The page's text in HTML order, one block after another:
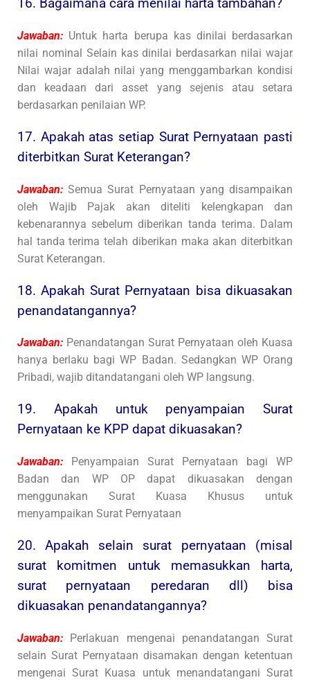
16. Bagaimana cara menilai harta tambahan?
Jawaban: Untuk harta berupa kas dinilai berdasarkan
nilai nominal Selain kas dinilai berdasarkan nilai wajar
Nilai wajar adalah nilai yang menggambarkan kondisi
dan keadaan dari asset yang sejenis atau setara
berdasarkan penilaian WP.
17. Apakah atas setiap Surat Pernyataan pasti
diterbitkan Surat Keterangan?
Jawaban: Semua Surat Pernyataan yang disampaikan
oleh Wajib Pajak akan diteliti kelengkapan dan
kebenarannya sebelum diberikan tanda terima. Dalam
hal tanda terima telah diberikan maka akan diterbitkan
Surat Keterangan.
18. Apakah Surat Pernyataan bisa dikuasakan
penandatangannya?
Jawaban: Penandatangan Surat Pernyataan oleh Kuasa
hanya berlaku bagi WP Badan. Sedangkan WP Orang
Pribadi, wajib ditandatangani oleh WP langsung.
19. Apakah untuk penyampaian Surat
Pernyataan ke KPP dapat dikuasakan?
Jawaban: Penyampaian Surat Pernyataan bagi WP
Badan dan WP OP dapat dikuasakan dengan
menggunakan Surat Kuasa Khusus untuk
menyampaikan Surat Pernyataan
20. Apakah selain surat pernyataan (misal
surat komitmen untuk memasukkan harta,
surat pernyataan peredaran dll) bisa
dikuasakan penandatangannya?
Jawaban: Perlakuan mengenai penandatangan Surat
selain Surat Pernyataan disamakan dengan ketentuan
mengenai Surat Kuasa untuk menandatangani Surat